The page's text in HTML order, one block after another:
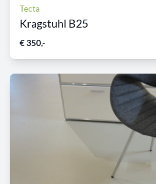
Tecta
Kragstuhl B25
€ 350,-